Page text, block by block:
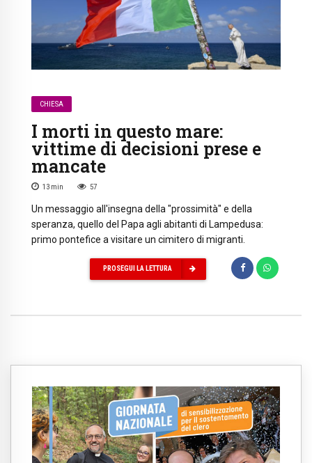
CHIESA
I morti in questo mare:
vittime di decisioni prese e
mancate
13 min 57
Un messaggio all'insegna della "prossimità" e della
speranza, quello del Papa agli abitanti di Lampedusa:
primo pontefice a visitare un cimitero di migranti.
PROSEGUI LA LETTURA